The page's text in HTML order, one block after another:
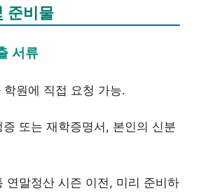
준비물
서류
학원에 직접 요청 가능.
증 또는 재학증명서, 본인의 신분
연말정산 시즌 이전, 미리 준비하